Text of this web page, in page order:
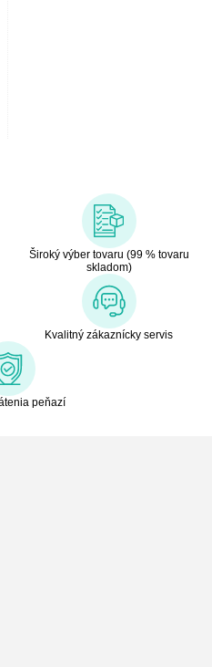
Široký výber tovaru (99 % tovaru
skladom)
Kvalitný zákaznícky servis
peňazí